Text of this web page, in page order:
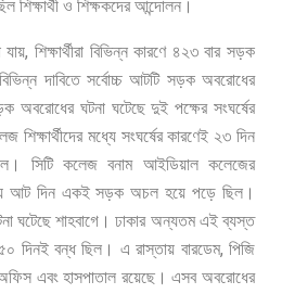
শিক্ষার্থী ও শিক্ষকদের আন্দোলন।
যায়,শিক্ষার্থীরা বিভিন্ন কারণে ৪২৩ বার সড়ক
বিভিন্ন দাবিতে সর্বোচ্চ আটটি সড়ক অবরোধের
অবরোধের ঘটনা ঘটেছে দুই পক্ষের সংঘর্ষের
শিক্ষার্থীদের মধ্যে সংঘর্ষের কারণেই ২৩ দিন
সিটি কলেজ বনাম আইডিয়াল কলেজের
আট দিন একই সড়ক অচল হয়ে পড়ে ছিল।
ঘটেছে শাহবাগে। ঢাকার অন্যতম এই ব্যস্ত
দিনই বন্ধ ছিল। এ রাস্তায় বারডেম,পিজি
এবং হাসপাতাল রয়েছে। এসব অবরোধের